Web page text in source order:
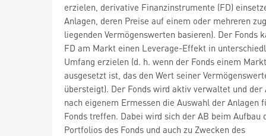
erzielen, derivative Finanzinstrumente (FD)
Anlagen, deren Preise auf einem oder mehreren
liegenden Vermögenswerten basieren). Der Fonds
FD am Markt einen Leverage-Effekt in
Umfang erzielen (d. h. wenn der Fonds einem
ausgesetzt ist, das den Wert seiner
übersteigt). Der Fonds wird aktiv verwaltet und der
nach eigenem Ermessen die Auswahl der Anlagen
Fonds treffen. Dabei wird sich der AB beim Aufbau
Portfolios des Fonds und auch zu Zwecken des